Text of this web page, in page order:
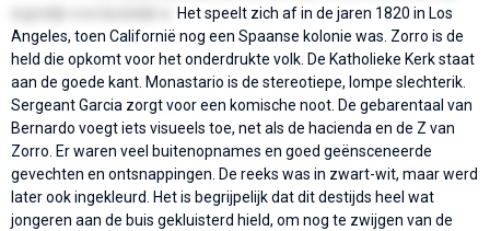
Het speelt zich af in de jaren 1820 in Los
Angeles, toen Californië nog een Spaanse kolonie was. Zorro is de
held die opkomt voor het onderdrukte volk. De Katholieke Kerk staat
aan de goede kant. Monastario is de stereotiepe, lompe slechterik.
Sergeant Garcia zorgt voor een komische noot. De gebarentaal van
Bernardo voegt iets visueels toe, net als de hacienda en de Z van
Zorro. Er waren veel buitenopnames en goed geënsceneerde
gevechten en ontsnappingen. De reeks was in zwart-wit, maar werd
later ook ingekleurd. Het is begrijpelijk dat dit destijds heel wat
jongeren aan de buis gekluisterd hield, om nog te zwijgen van de